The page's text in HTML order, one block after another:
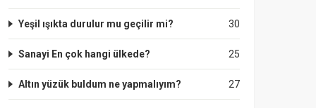
30
Yeşil ışıkta durulur mu geçilir mi?
25
Sanayi En çok hangi ülkede?
27
Altın yüzük buldum ne yapmalıyım?